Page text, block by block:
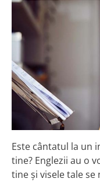
Este cântatul la un
tine? Englezii au o
tine și visele tale se